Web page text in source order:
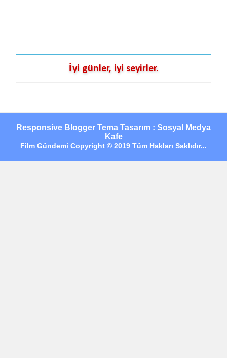
İyi günler, iyi seyirler.
Responsive Blogger Tema Tasarım : Sosyal Medya
Kafe
Film Gündemi Copyright © 2019 Tüm Hakları Saklıdır...